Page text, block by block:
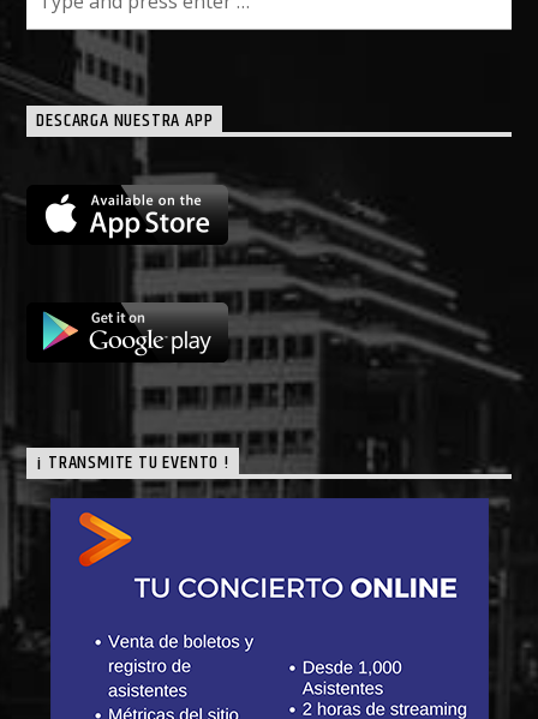
DESCARGA NUESTRA APP
¡ TRANSMITE TU EVENTO !